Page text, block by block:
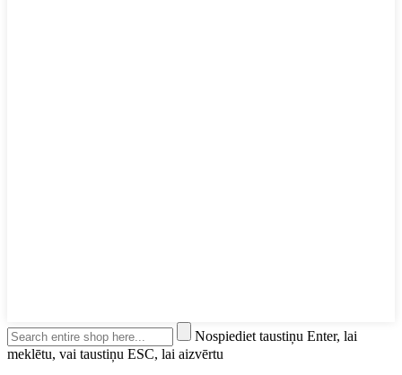
Nospiediet taustiņu Enter, lai
meklētu, vai taustiņu ESC, lai aizvērtu